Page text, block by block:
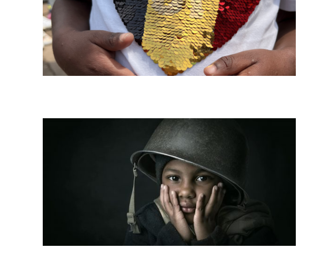
LA GUERRE, C’EST PAS POUR LES
ENFANTS : 36H D’ACTION AVEC WAPA